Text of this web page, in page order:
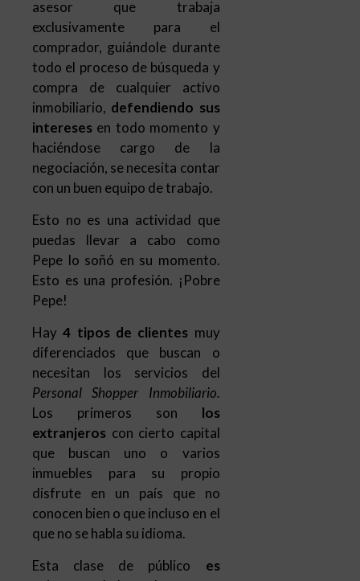
inmobiliario,
defendiendo sus
interesesen todo momento y
haciéndose cargo de la
negociación, se necesita contar
con un buen equipo de trabajo.
Esto no es una actividad que
puedas llevar a cabo como
Pepe lo soñó en su momento.
Esto es una profesión. ¡Pobre
Hay4 tipos de clientesmuy
diferenciados que buscan o
necesitan los servicios del
Personal Shopper Inmobiliario.
extranjeroscon cierto capital
que buscan uno o varios
inmuebles para su propio
disfrute en un país que no
conocen bien o que incluso en el
que no se habla su idioma.
Esta clase de públicoes
exigente
a la hora de comprar
una segunda vivienda, quieren
que les “lleve de la mano” por
buscan lujo y están dispuestos